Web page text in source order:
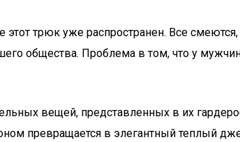
этот трюк уже распространен. Все
общества. Проблема в том, что у
вещей, представленных в их
превращается в элегантный теплый